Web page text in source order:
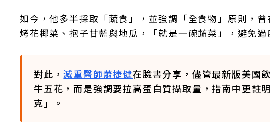
如今，他多半採取「蔬食」，並強調「全食物」原則，
烤花椰菜、抱子甘藍與地瓜，「就是一碗蔬菜」，避免
對此，減重醫師蕭捷健在臉書分享，儘管最新版美國
牛五花，而是強調要拉高蛋白質攝取量，指南中更註
克」。